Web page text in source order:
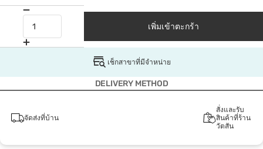
เพิ่มเข้าตะกร้า
เช็กสาขาที่มีจำหน่าย
DELIVERY METHOD
จัดส่งที่บ้าน
สั่งและรับ
สินค้าที่ร้าน
วัตสัน